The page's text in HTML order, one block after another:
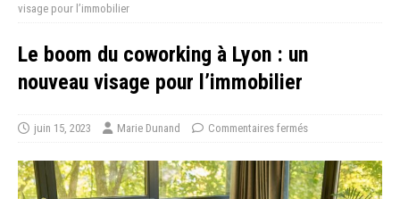
visage pour l’immobilier
Le boom du coworking à Lyon : un
nouveau visage pour l’immobilier
juin 15, 2023 Marie Dunand Commentaires fermés